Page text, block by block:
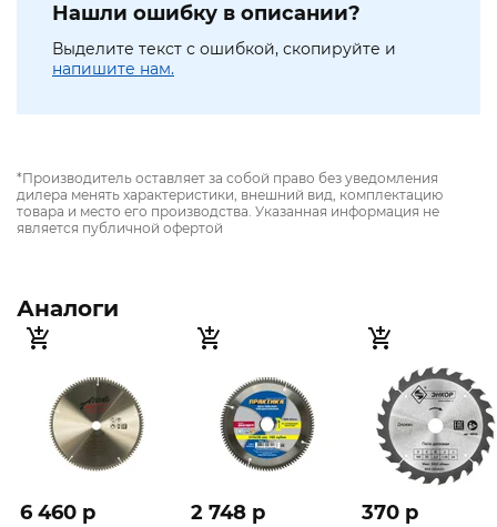
Нашли ошибку в описании?
Выделите текст с ошибкой, скопируйте и
напишите нам.
*Производитель оставляет за собой право без уведомления
дилера менять характеристики, внешний вид, комплектацию
товара и место его производства. Указанная информация не
является публичной офертой
Аналоги
6 460 p 2 748 p 370 p